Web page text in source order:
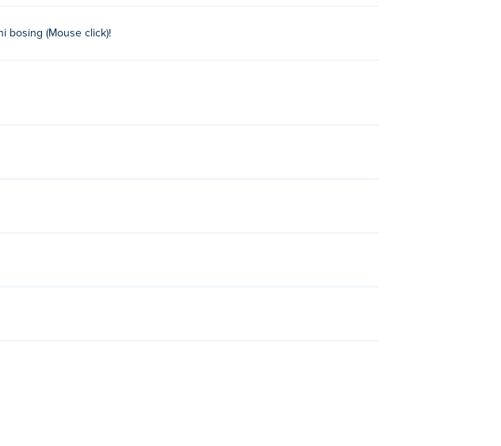
bosing (Mouse click)!